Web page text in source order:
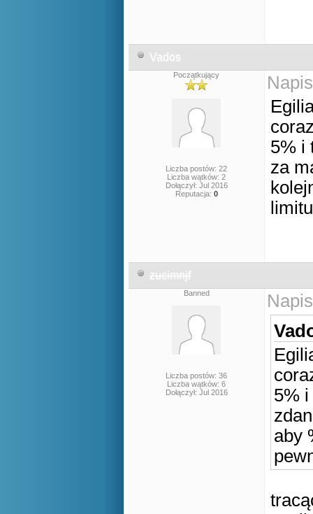
Vados
Początkujący
Liczba postów: 22
Liczba wątków: 2
Dołączył: Jul 2016
Reputacja: 0
5% i
za
limitu
zucimnjf
Banned
Liczba postów: 36
Liczba wątków: 6
Dołączył: Jul 2016
5%
aby